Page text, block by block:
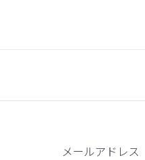
メールアドレス